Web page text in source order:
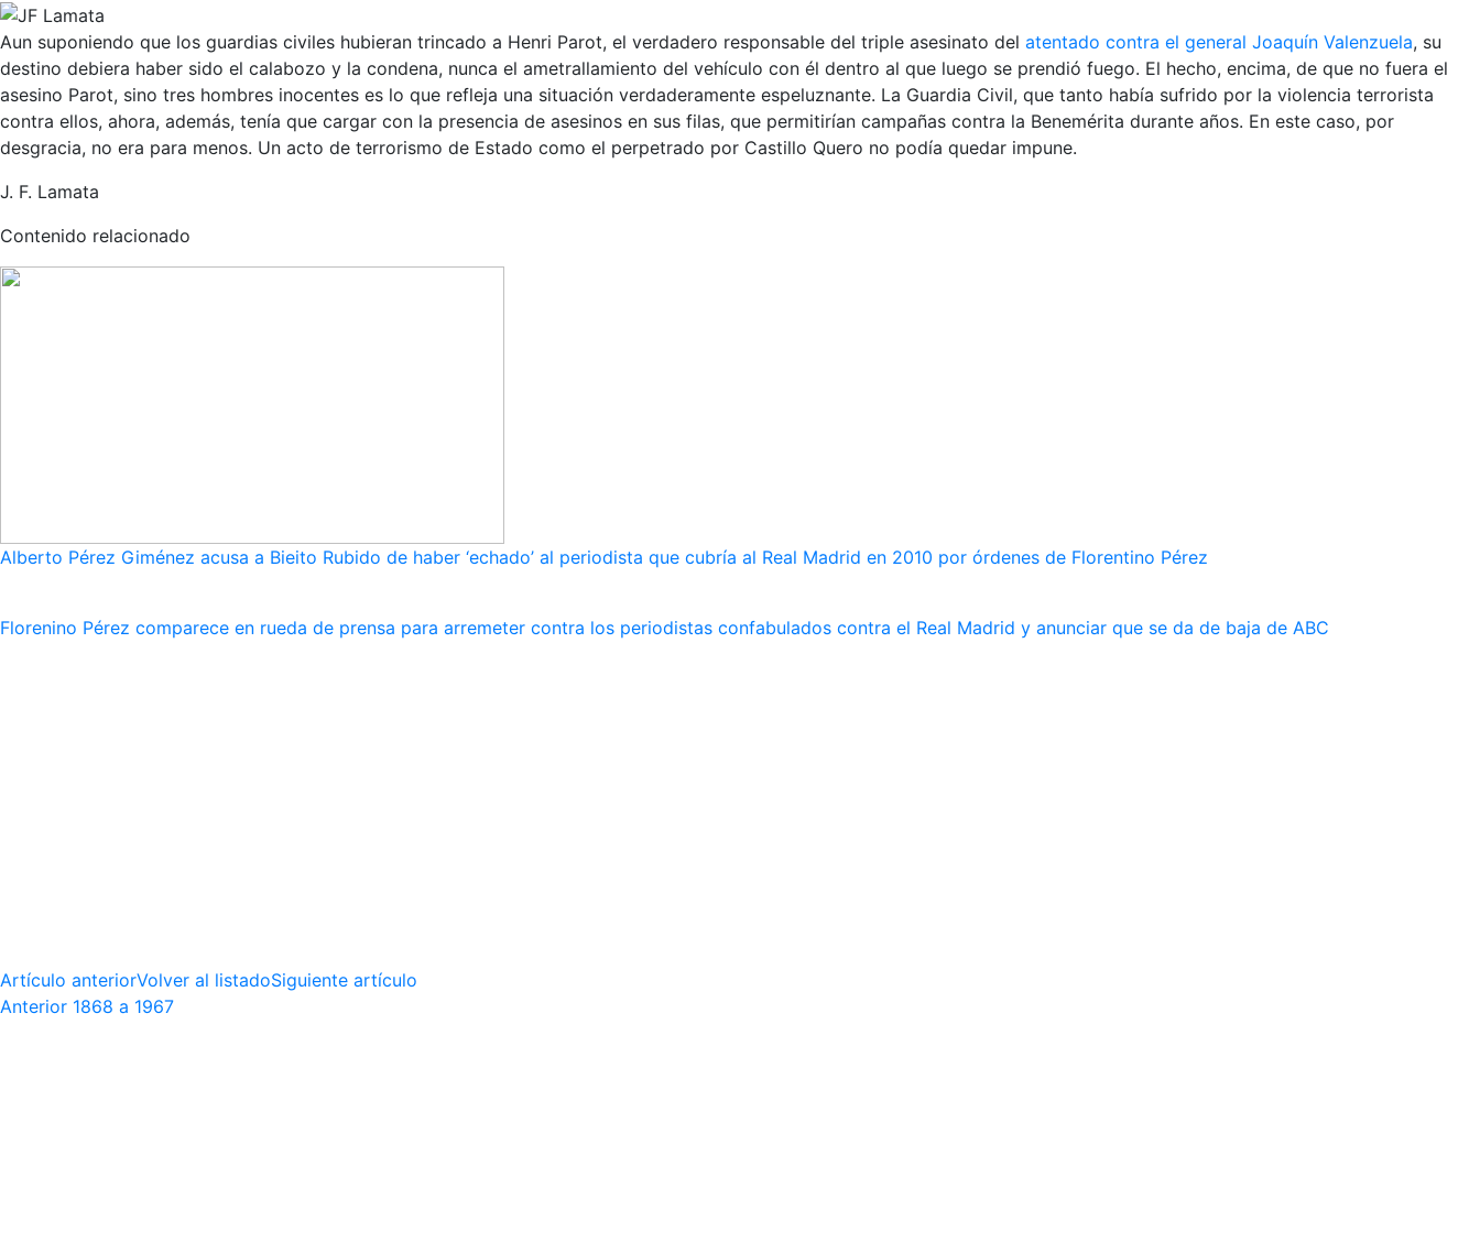
Aun suponiendo que los guardias civiles hubieran trincado a Henri Parot, el verdadero responsable del triple asesinato del atentado contra el general Joaquín Valenzuela, su
destino debiera haber sido el calabozo y la condena, nunca el ametrallamiento del vehículo con él dentro al que luego se prendió fuego. El hecho, encima, de que no fuera el
asesino Parot, sino tres hombres inocentes es lo que refleja una situación verdaderamente espeluznante. La Guardia Civil, que tanto había sufrido por la violencia terrorista
contra ellos, ahora, además, tenía que cargar con la presencia de asesinos en sus filas, que permitirían campañas contra la Benemérita durante años. En este caso, por
desgracia, no era para menos. Un acto de terrorismo de Estado como el perpetrado por Castillo Quero no podía quedar impune.
J. F. Lamata
Contenido relacionado
Alberto Pérez Giménez acusa a Bieito Rubido de haber ‘echado’ al periodista que cubría al Real Madrid en 2010 por órdenes de Florentino Pérez
Florenino Pérez comparece en rueda de prensa para arremeter contra los periodistas confabulados contra el Real Madrid y anunciar que se da de baja de ABC
Artículo anteriorVolver al listadoSiguiente artículo
Anterior 1868 a 1967